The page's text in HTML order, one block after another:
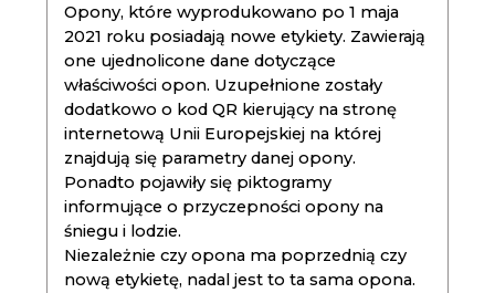
Opony, które wyprodukowano po 1 maja
2021 roku posiadają nowe etykiety. Zawierają
one ujednolicone dane dotyczące
właściwości opon. Uzupełnione zostały
dodatkowo o kod QR kierujący na stronę
internetową Unii Europejskiej na której
znajdują się parametry danej opony.
Ponadto pojawiły się piktogramy
informujące o przyczepności opony na
śniegu i lodzie.
Niezależnie czy opona ma poprzednią czy
nową etykietę, nadal jest to ta sama opona.